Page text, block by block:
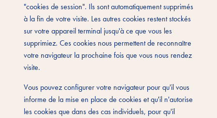
"cookies de session". Ils sont automatiquement supprimés
à la fin de votre visite. Les autres cookies restent stockés
sur votre appareil terminal jusqu'à ce que vous les
supprimiez. Ces cookies nous permettent de reconnaître
votre navigateur la prochaine fois que vous nous rendez
visite.
Vous pouvez configurer votre navigateur pour qu'il vous
informe de la mise en place de cookies et qu'il n'autorise
les cookies que dans des cas individuels, pour qu'il